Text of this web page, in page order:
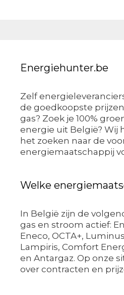
Energiehunter.be
Zelf
de goedkoopste
gas? Zoek je 100%
energie uit België? Wij
het zoeken naar de
energiemaatschappij
Welke
In België zijn de
gas en stroom actief:
Eneco, OCTA+,
Lampiris, Comfort
en Antargaz. Op onze
over contracten en